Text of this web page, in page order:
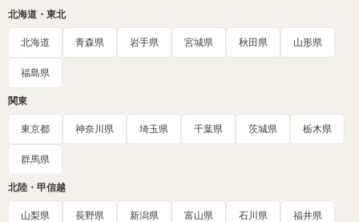
北海道・東北
北海道 青森県 岩手県 宮城県 秋田県 山形県
福島県
関東
東京都 神奈川県 埼玉県 千葉県 茨城県 栃木県
群馬県
北陸・甲信越
山梨県 長野県 新潟県 富山県 石川県 福井県